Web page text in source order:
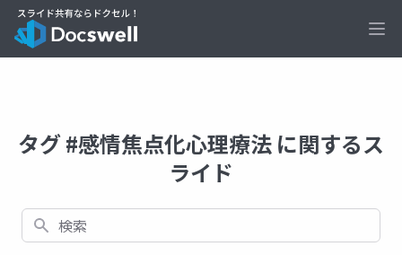
タグ #感情焦点化心理療法 に関するス
ライド
検索